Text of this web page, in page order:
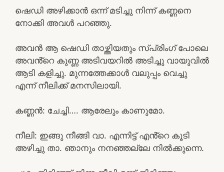
ഷെഡി അഴിക്കാൻ ഒന്ന് മടിച്ചു നിന്ന് കണ്ണനെ
നോക്കി അവൾ പറഞ്ഞു.
അവൻ ആ ഷെഡി താഴ്ത്തിയതും സ്പ്രിംഗ് പോലെ
അവൻ്റെ കുണ്ണ അടിവയറിൽ അടിച്ചു വായുവിൽ
ആടി കളിച്ചു. മുന്നത്തേക്കാൾ വലുപ്പം വെച്ചു
എന്ന് നീലിക്ക് മനസിലായി.
കണ്ണൻ: ചേച്ചി…. ആരേലും കാണുമോ.
നീലി: ഇങ്ങു നീങ്ങി വാ. എന്നിട്ട് എൻ്റെ കൂടി
അഴിച്ചു താ. ഞാനും നനഞ്ഞല്ലേ നിൽക്കുന്നെ.